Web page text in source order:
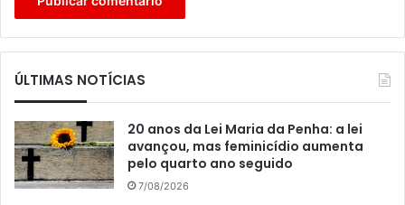
ÚLTIMAS NOTÍCIAS
20 anos da Lei Maria da Penha: a lei
avançou, mas feminicídio aumenta
pelo quarto ano seguido
7/08/2026